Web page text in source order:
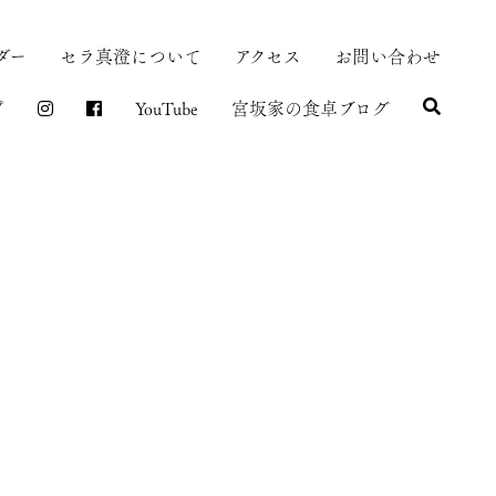
ー セラ真澄について アクセス お問い合わせ
YouTube 宮坂家の食卓ブログ